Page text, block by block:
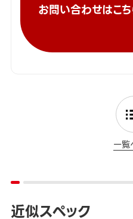
お問い合わせはこ
一覧
近似スペック